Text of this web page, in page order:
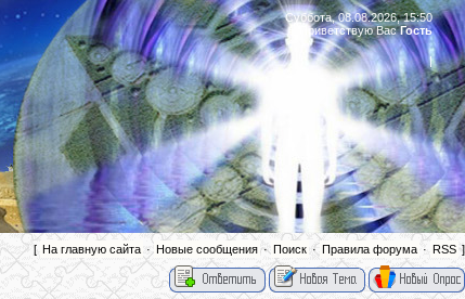
Суббота, 08.08.2026, 15:50
Приветствую ВасГость
|
[ На главную сайта · Новые сообщения· Поиск · Правила форума · RSS ]